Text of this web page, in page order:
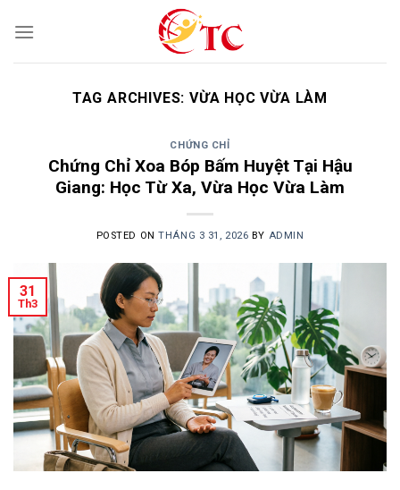
TAG ARCHIVES:VỪA HỌC VỪA LÀM
CHỨNG CHỈ
Chứng Chỉ Xoa Bóp Bấm Huyệt Tại Hậu
Giang: Học Từ Xa, Vừa Học Vừa Làm
POSTED ONTHÁNG 3 31, 2026 BY ADMIN
31
Th3